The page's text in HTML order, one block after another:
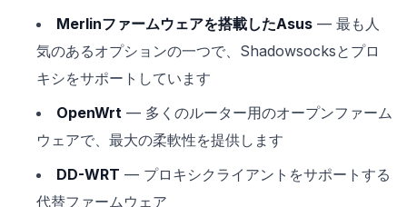
Merlinファームウェアを搭載したAsus — 最も人
気のあるオプションの一つで、Shadowsocksとプロ
キシをサポートしています
OpenWrt — 多くのルーター用のオープンファーム
ウェアで、最大の柔軟性を提供します
DD-WRT — プロキシクライアントをサポートする
代替ファームウェア